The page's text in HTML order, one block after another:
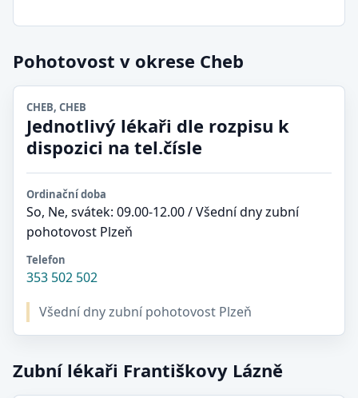
Pohotovost v okrese Cheb
CHEB, CHEB
Jednotlivý lékaři dle rozpisu k
dispozici na tel.čísle
Ordinační doba
So, Ne, svátek: 09.00-12.00 / Všední dny zubní
pohotovost Plzeň
Telefon
353 502 502
Všední dny zubní pohotovost Plzeň
Zubní lékaři Františkovy Lázně